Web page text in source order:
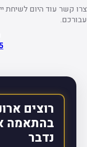
צרו קשר עוד היום לשיחת
עבורכם.
רוצים
בהתאמה
נדבר